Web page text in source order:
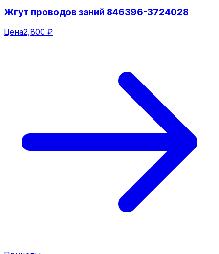
Жгут проводов заний 846396-3724028
Цена2,800 ₽